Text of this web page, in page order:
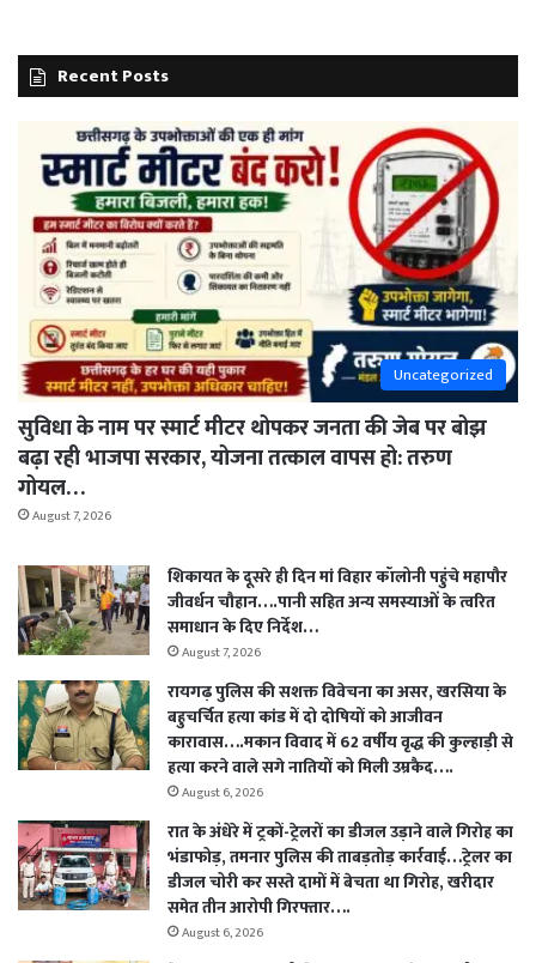
Recent Posts
Uncategorized
सुविधा के नाम पर स्मार्ट मीटर थोपकर जनता की जेब पर बोझ
बढ़ा रही भाजपा सरकार, योजना तत्काल वापस हो: तरुण
गोयल…
August 7, 2026
शिकायत के दूसरे ही दिन मां विहार कॉलोनी पहुंचे महापौर
जीवर्धन चौहान….पानी सहित अन्य समस्याओं के त्वरित
समाधान के दिए निर्देश…
August 7, 2026
रायगढ़ पुलिस की सशक्त विवेचना का असर, खरसिया के
बहुचर्चित हत्या कांड में दो दोषियों को आजीवन
कारावास….मकान विवाद में 62 वर्षीय वृद्ध की कुल्हाड़ी से
हत्या करने वाले सगे नातियों को मिली उम्रकैद….
August 6, 2026
रात के अंधेरे में ट्रकों-ट्रेलरों का डीजल उड़ाने वाले गिरोह का
भंडाफोड़, तमनार पुलिस की ताबड़तोड़ कार्रवाई…ट्रेलर का
डीजल चोरी कर सस्ते दामों में बेचता था गिरोह, खरीदार
समेत तीन आरोपी गिरफ्तार….
August 6, 2026